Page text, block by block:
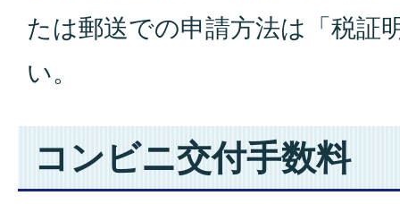
たは郵送での申請方法は「税証
い。
コンビニ交付手数料